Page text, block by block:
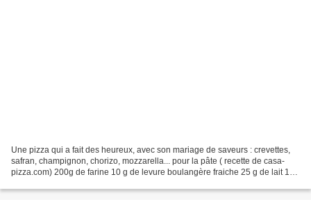
Une pizza qui a fait des heureux, avec son mariage de saveurs : crevettes,
safran, champignon, chorizo, mozzarella... pour la pâte ( recette de casa-
pizza.com) 200g de farine 10 g de levure boulangère fraiche 25 g de lait 1